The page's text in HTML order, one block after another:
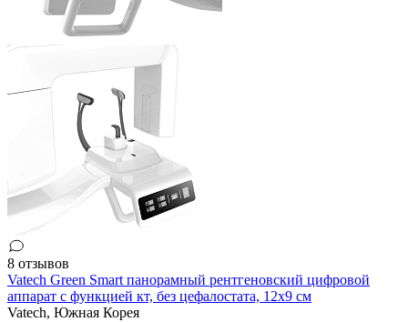
8 отзывов
Vatech Green Smart панорамный рентгеновский цифровой
аппарат с функцией кт, без цефалостата, 12x9 см
Vatech, Южная Корея